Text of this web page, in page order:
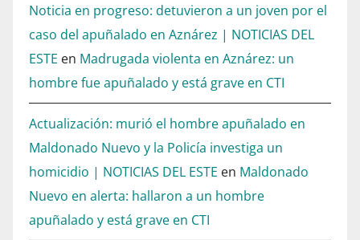
Noticia en progreso: detuvieron a un joven por el
caso del apuñalado en Aznárez | NOTICIAS DEL
ESTE en Madrugada violenta en Aznárez: un
hombre fue apuñalado y está grave en CTI
Actualización: murió el hombre apuñalado en
Maldonado Nuevo y la Policía investiga un
homicidio | NOTICIAS DEL ESTE en Maldonado
Nuevo en alerta: hallaron a un hombre
apuñalado y está grave en CTI